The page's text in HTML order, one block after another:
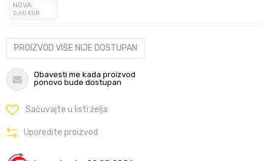
NOVA
0,00 EUR
PROIZVOD VIŠE NIJE DOSTUPAN
Obavesti me kada proizvod
ponovo bude dostupan
Sačuvajte u listi želja
Uporedite proizvod